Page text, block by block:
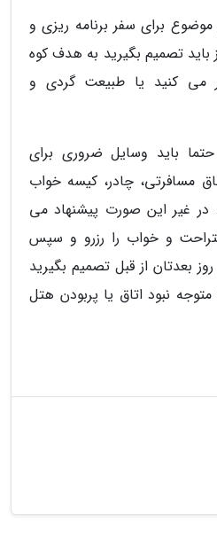
برای سفر برنامه ریزی و
تصمیم بگیرید به هدف کوه
کنید یا طبیعت گردی و
باید وسایل ضروری برای
مسافرتی، چادر، کیسه خواب
در غیر این صورت پیشنهاد می
و خواب را رزرو و سپس
بعدتان از قبل تصمیم بگیرید
نبود اتاق یا پربودن هتل